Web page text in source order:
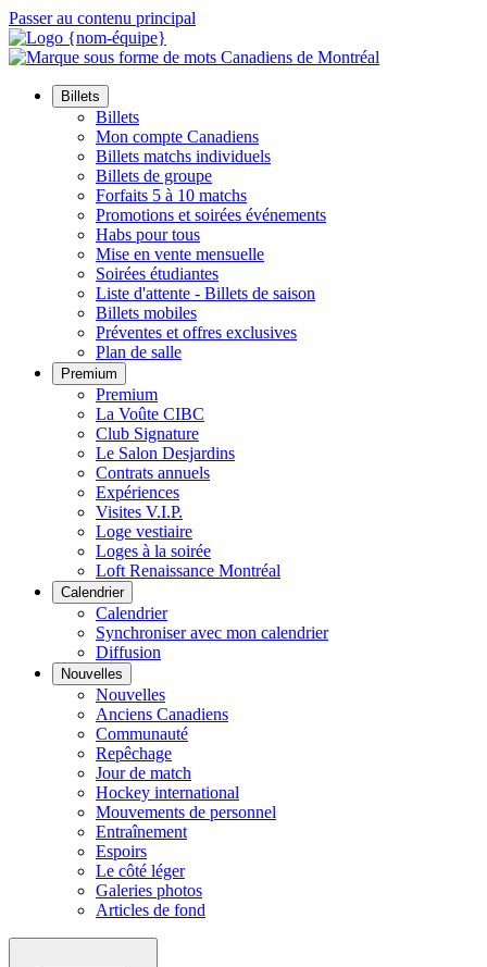
Passer au contenu principal
Billets
Billets
Mon compte Canadiens
Billets matchs individuels
Billets de groupe
Forfaits 5 à 10 matchs
Promotions et soirées événements
Habs pour tous
Mise en vente mensuelle
Soirées étudiantes
Liste d'attente - Billets de saison
Billets mobiles
Préventes et offres exclusives
Plan de salle
Premium
Premium
La Voûte CIBC
Club Signature
Le Salon Desjardins
Contrats annuels
Expériences
Visites V.I.P.
Loge vestiaire
Loges à la soirée
Loft Renaissance Montréal
Calendrier
Calendrier
Synchroniser avec mon calendrier
Diffusion
Nouvelles
Nouvelles
Anciens Canadiens
Communauté
Repêchage
Jour de match
Hockey international
Mouvements de personnel
Entraînement
Espoirs
Le côté léger
Galeries photos
Articles de fond